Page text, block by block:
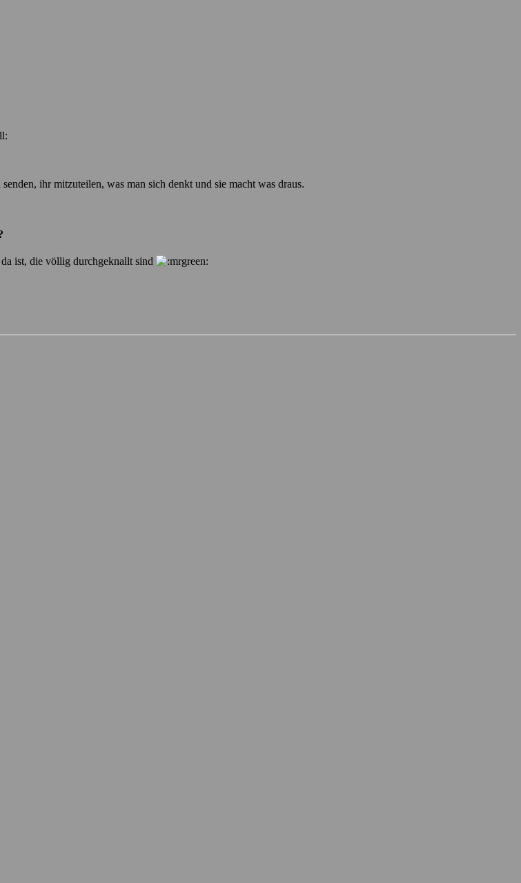
ihr mitzuteilen, was man sich denkt und sie macht was draus.
ist, die völlig durchgeknallt sind